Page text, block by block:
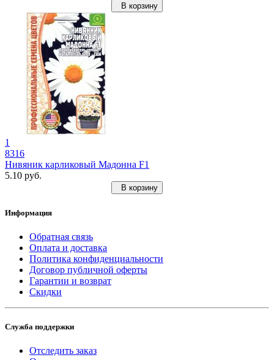
В корзину
1
8316
Нивяник карликовый Мадонна F1
5.10 руб.
В корзину
Информация
Обратная связь
Оплата и доставка
Политика конфиденциальности
Договор публичной оферты
Гарантии и возврат
Скидки
Служба поддержки
Отследить заказ